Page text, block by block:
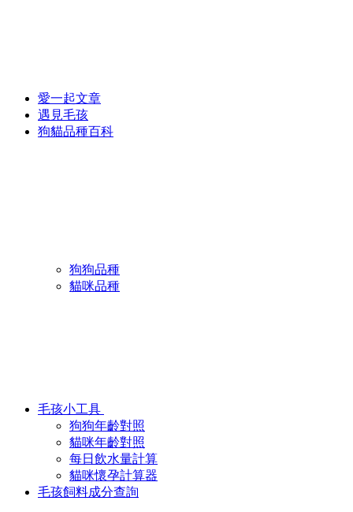
愛一起文章
遇見毛孩
狗貓品種百科
狗狗品種
貓咪品種
毛孩小工具
狗狗年齡對照
貓咪年齡對照
每日飲水量計算
貓咪懷孕計算器
毛孩飼料成分查詢